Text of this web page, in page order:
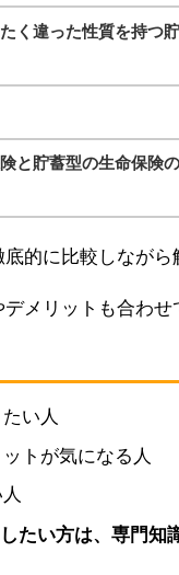
く違った性質を持つ
と貯蓄型の生命保険
的に比較しながら
メリットも合わせ
い人
トが気になる人
たい方は、専門知